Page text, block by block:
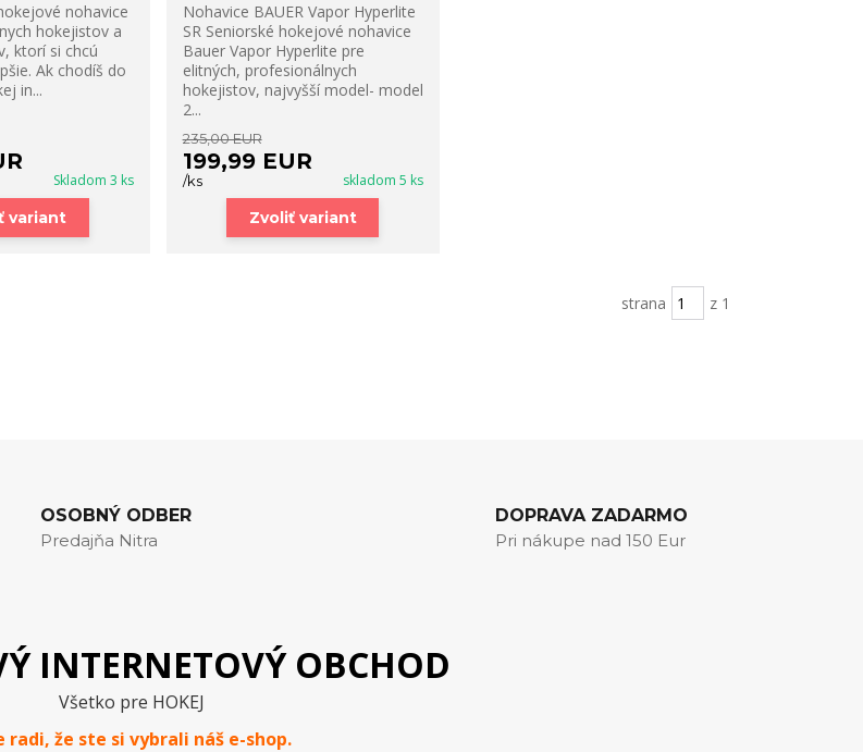
nohavice
hokejistov a
ktorí si chcú
Ak chodíš do
in...
Skladom 3 ks
variant
Nohavice BAUER Vapor Hyperlite
SR Seniorské hokejové nohavice
Bauer Vapor Hyperlite pre
elitných, profesionálnych
hokejistov, najvyšší model- model
2...
235,00 EUR
199,99 EUR
/ks skladom 5 ks
Zvoliť variant
strana z 1
OSOBNÝ ODBER
Predajňa Nitra
DOPRAVA ZADARMO
Pri nákupe nad 150 Eur
INTERNETOVÝ OBCHOD
Všetko pre HOKEJ
radi, že ste si vybrali náš e-shop.